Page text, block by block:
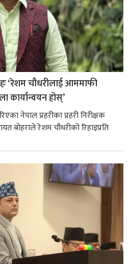
‘रेशम चौधरीलाई आममाफी
होस्’
नेपाल प्रहरीका प्रहरी निरीक्षक
बोहराले रेशम चौधरीको रिहाइप्रति